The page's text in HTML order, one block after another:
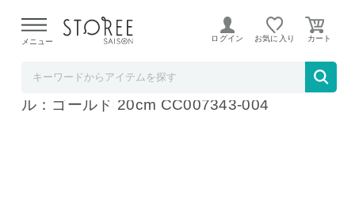
よる配送遅延が発生しております。
メニュー ログイン お気に入り
グリーンパン ステンレスガラス蓋 ハンド
ル：ゴールド 20cm CC007343-004